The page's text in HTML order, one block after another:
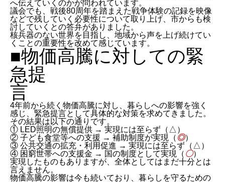
へ伝えていくのかが問われています。
議会でも、戦後80周年を踏まえた戦争体験の記録を映像
などで残していく必要性について取り上げ、市からも検
討していくとの答弁がありました。
核兵器のない世界を目指し、地域から声を上げ続けてい
くことの重要性を改めて感じています。
■物価高騰に対しての緊
急提
4年前から続く物価高騰に対し、暮らしへの影響を強く
感じ、緊急提言として具体的な対策を求めてきました。
その結果は以下の通りです。
① LED照明の無償提供 → 実現には至らず（△）
② 子ども食堂等への支援 → 補助制度が実現（ ◎）
③ 公共交通の拡充・利用促進 → 実現には至らず（△）
④ 困窮世帯への支援金 → 国の制度として実現（ 〇）
実現したものもありますが、全体としてはまだ十分とは
言えません。
物価高騰の影響は今も続いており、暮らしを守るための